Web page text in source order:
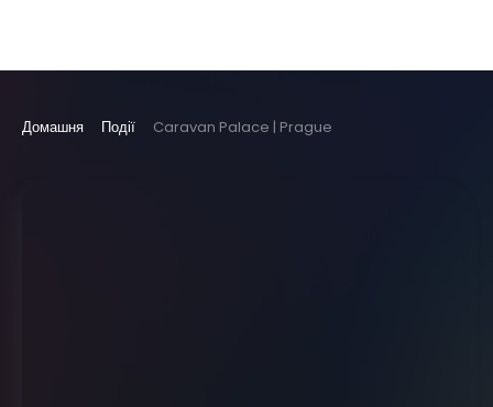
Домашня Події Caravan Palace | Prague